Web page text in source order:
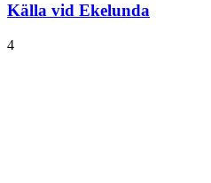
Källa vid Ekelunda
4